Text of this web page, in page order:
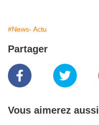
#News- Actu
Partager
Vous aimerez aussi